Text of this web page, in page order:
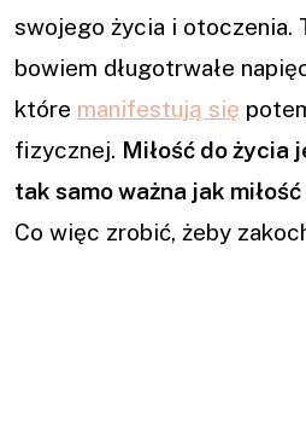
swojego życia i otoczenia.
bowiem długotrwałe
które manifestują się
fizycznej. Miłość do życia
tak samo ważna jak
Co więc zrobić, żeby